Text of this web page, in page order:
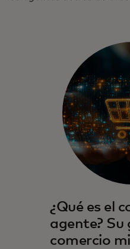
¿Qué es el
agente? Su
comercio